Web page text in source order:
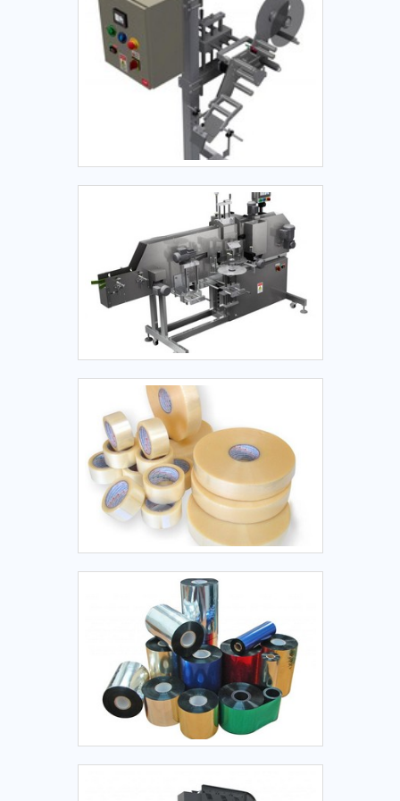
consideráveis em instalações de qualidade, aumentando a
eficiência da marca.A Tecmaes é uma empresa que tem
despontado no segmento pela seriedade e qualidade que
garante o sucesso dos clientes de ponta a ponta.
vantagens, tais como: Uma impressão mais veloz; Imagens
com riqueza de detalhes; Possibilidade de impressão em
diversos tipos de materiais (etiquetas feitas em papel, com
ou sem revestimento, entre outros).Altamente eficientes
para a impressão de dados e de código de barras, o modelo
costuma ser solicitado por setores farmacêuticos, o
hortofrutícolas, de expedições e vestuários. Versáteis, o
modelo pode ser encontrado com fita preta e no tamanho
de 110m X 74m e na opção rolo de 110m x 450m.COMPRAR
Label se dedica há 15 anos a produzir etiquetas e rótulos de
vários tipos e formatos. Além disso, a empresa presta
serviços de manutenção de impressoras Zebra e Argox.
Atendendo demandas em todo o estado de São Paulo, a
companhia ainda assegura condições especiais de
pagamento. Solicite um orçamento!